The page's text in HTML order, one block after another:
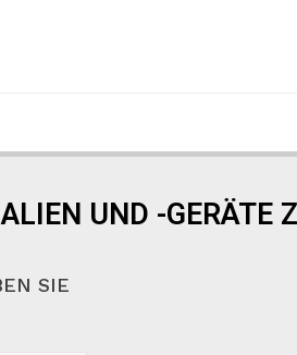
UND -GERÄTE
SIE